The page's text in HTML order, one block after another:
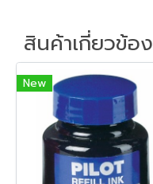
สินค้าเกี่ยวข้อง
New